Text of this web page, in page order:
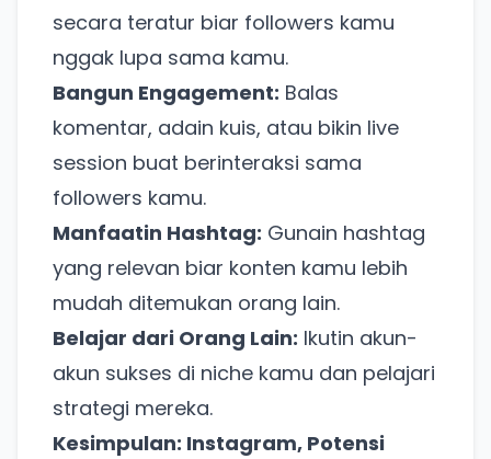
secara teratur biar followers kamu
nggak lupa sama kamu.
Bangun Engagement: Balas
komentar, adain kuis, atau bikin live
session buat berinteraksi sama
followers kamu.
Manfaatin Hashtag: Gunain hashtag
yang relevan biar konten kamu lebih
mudah ditemukan orang lain.
Belajar dari Orang Lain: Ikutin akun-
akun sukses di niche kamu dan pelajari
strategi mereka.
Kesimpulan: Instagram, Potensi
Ada Website Baru!
Khusus untuk kamu yang mau coba
Punya website SMM baru nih! Coba BulkFame
untuk pengalaman lebih baik.
Tanpa daftar ulang, gratis dicoba. Kamu tetap bisa
pakai Zona Sosmed kapan saja.
Coba BulkFame